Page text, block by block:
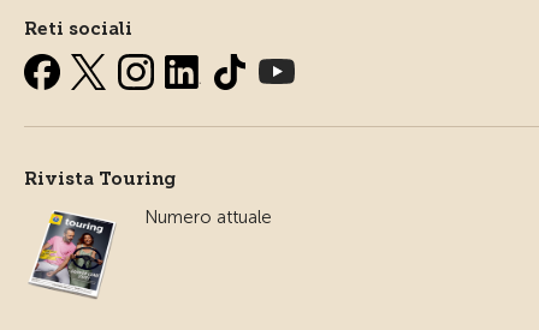
Reti sociali
Rivista Touring
Numero attuale